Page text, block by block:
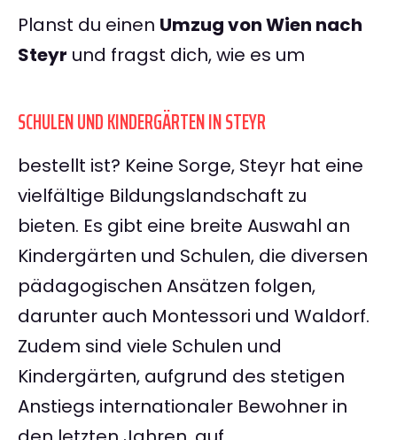
Planst du einen Umzug von Wien nach
Steyr und fragst dich, wie es um
SCHULEN UND KINDERGÄRTEN IN STEYR
bestellt ist? Keine Sorge, Steyr hat eine
vielfältige Bildungslandschaft zu
bieten. Es gibt eine breite Auswahl an
Kindergärten und Schulen, die diversen
pädagogischen Ansätzen folgen,
darunter auch Montessori und Waldorf.
Zudem sind viele Schulen und
Kindergärten, aufgrund des stetigen
Anstiegs internationaler Bewohner in